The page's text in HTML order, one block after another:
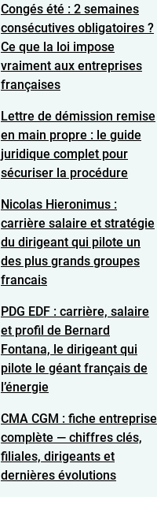
Congés été : 2 semaines
consécutives obligatoires ?
Ce que la loi impose
vraiment aux entreprises
françaises
Lettre de démission remise
en main propre : le guide
juridique complet pour
sécuriser la procédure
Nicolas Hieronimus :
carrière salaire et stratégie
du dirigeant qui pilote un
des plus grands groupes
francais
PDG EDF : carrière, salaire
et profil de Bernard
Fontana, le dirigeant qui
pilote le géant français de
l’énergie
CMA CGM : fiche entreprise
complète — chiffres clés,
filiales, dirigeants et
dernières évolutions